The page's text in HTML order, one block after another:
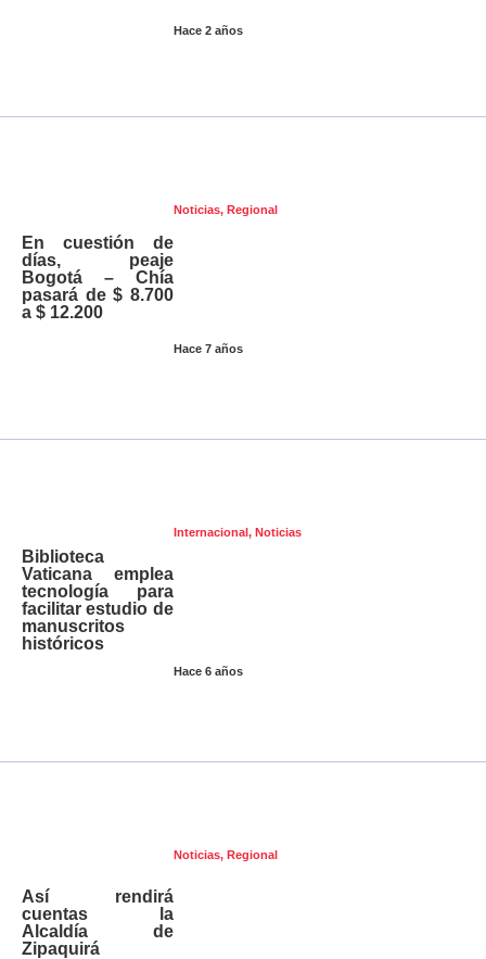
Hace 2 años
Noticias, Regional
Hace 7 años
En cuestión de
días, peaje
Bogotá – Chía
pasará de $ 8.700
a $ 12.200
Internacional , Noticias
Hace 6 años
Biblioteca
Vaticana emplea
tecnología para
facilitar estudio de
manuscritos
históricos
Noticias, Regional
Así rendirá
cuentas la
Alcaldía de
Zipaquirá